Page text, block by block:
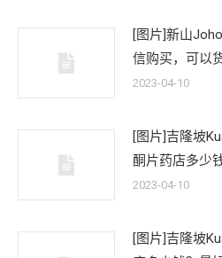
[图片]新山
信购买，可以
2023-04-10
[图片]吉隆坡
酮片药店多少
2023-04-10
[图片]吉隆坡